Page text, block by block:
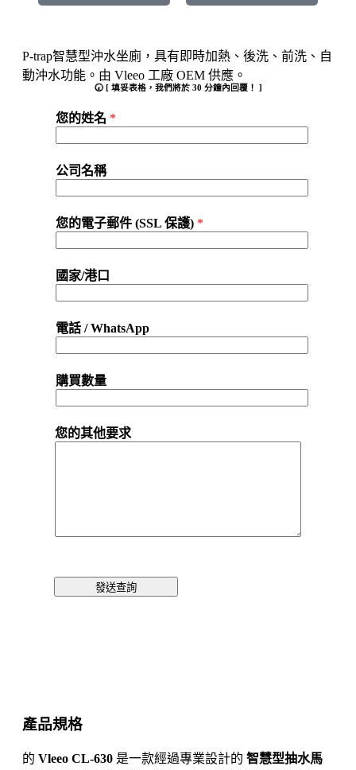
P-trap智慧型沖水坐廁，具有即時加熱、後洗、前洗、自
動沖水功能。由 Vleeo 工廠 OEM 供應。
🕢 [ 填妥表格，我們將於 30 分鐘內回覆！ ]
您的姓名 *
公司名稱
您的電子郵件 (SSL 保護) *
國家/港口
電話 / WhatsApp
購買數量
您的其他要求
發送查詢
產品規格
的 Vleeo CL-630 是一款經過專業設計的 智慧型抽水馬